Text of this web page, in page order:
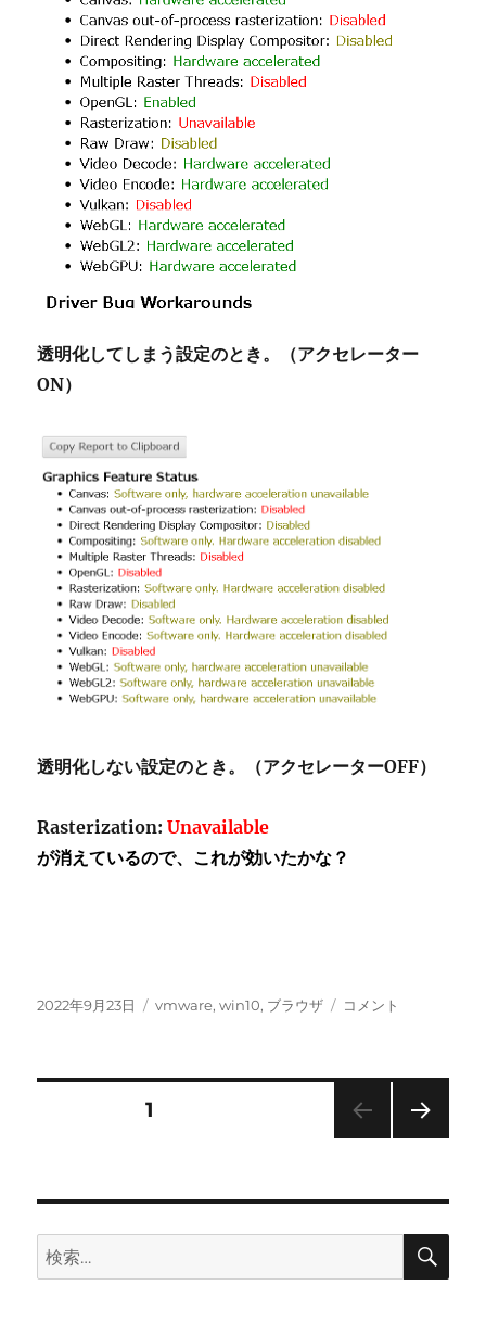
透明化してしまう設定のとき。（アクセレーター
ON）
透明化しない設定のとき。（アクセレーターOFF）
Rasterization:Unavailable
が消えているので、これが効いたかな？
投
2022年9月23日
カ
vmware,win10, ブラウザ
chrome
で、
展
ブ
の
部
コメント
の
ペ
固定ページ1
検
索:
検